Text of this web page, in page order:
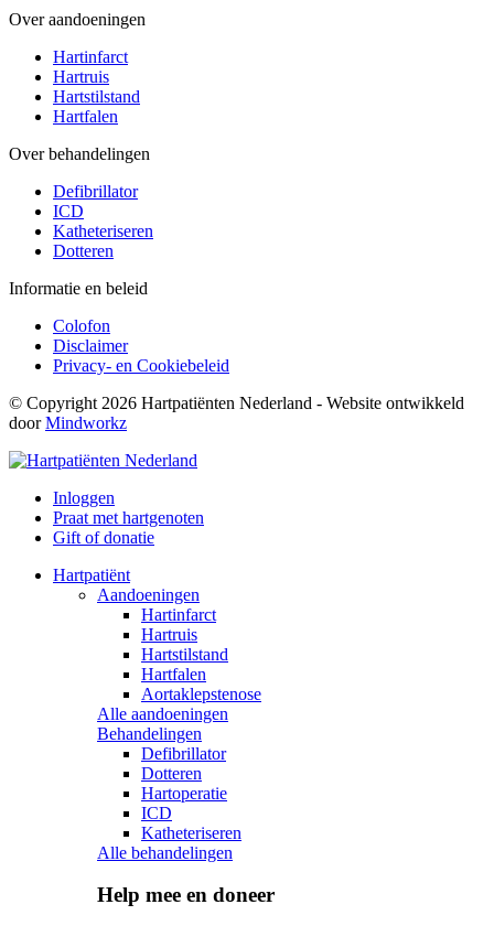
Over aandoeningen
Hartinfarct
Hartruis
Hartstilstand
Hartfalen
Over behandelingen
Defibrillator
ICD
Katheteriseren
Dotteren
Informatie en beleid
Colofon
Disclaimer
Privacy- en Cookiebeleid
© Copyright 2026 Hartpatiënten Nederland - Website ontwikkeld
doorMindworkz
Inloggen
Praat met hartgenoten
Gift of donatie
Hartpatiënt
Aandoeningen
Hartinfarct
Hartruis
Hartstilstand
Hartfalen
Aortaklepstenose
Alle aandoeningen
Behandelingen
Defibrillator
Dotteren
Hartoperatie
ICD
Katheteriseren
Alle behandelingen
Help mee en doneer